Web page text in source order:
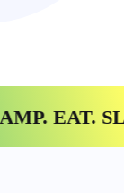
EAT.